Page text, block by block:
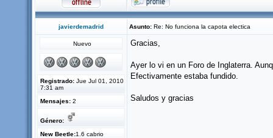
javierdemadrid Asunto: Re: No funciona la capota electica
Nuevo
Registrado: Jue Jul 01, 2010
7:31 am
Mensajes: 2
Género:
New Beetle:1.6 cabrio
Gracias,
Ayer lo vi en un Foro de Inglaterra.
Efectivamente estaba fundido.
Saludos y gracias